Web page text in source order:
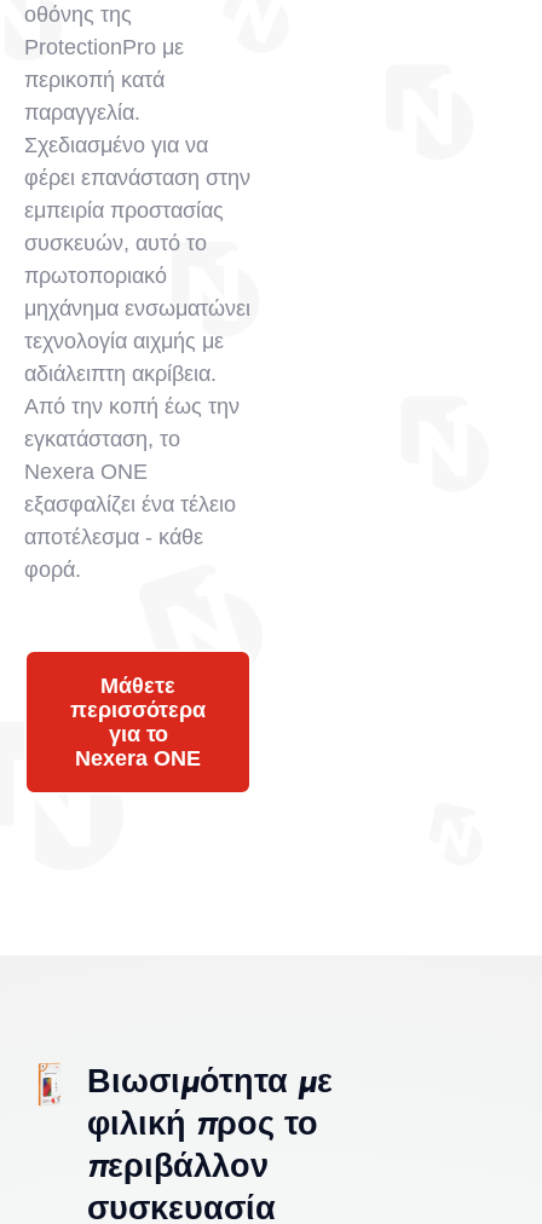
οθόνης της
ProtectionPro με
περικοπή κατά
παραγγελία.
Σχεδιασμένο για να
φέρει επανάσταση στην
εμπειρία προστασίας
συσκευών, αυτό το
πρωτοποριακό
μηχάνημα ενσωματώνει
τεχνολογία αιχμής με
αδιάλειπτη ακρίβεια.
Από την κοπή έως την
εγκατάσταση, το
Nexera ONE
εξασφαλίζει ένα τέλειο
αποτέλεσμα - κάθε
φορά.
Μάθετε
περισσότερα
για το
Nexera ONE
Βιωσιμότητα με
φιλική προς το
περιβάλλον
συσκευασία